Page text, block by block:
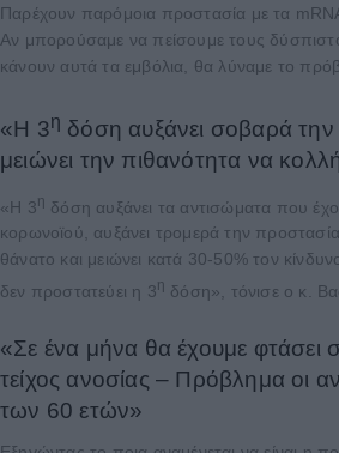
Παρέχουν παρόμοια προστασία με τα
Αν μπορούσαμε να πείσουμε τους
κάνουν αυτά τα εμβόλια, θα λύναμε το
«Η 3η δόση αυξάνει σοβαρά
μειώνει την πιθανότητα να
«Η 3η δόση αυξάνει τα αντισώματα που
κορωνοϊού, αυξάνει τρομερά την
θάνατο και μειώνει κατά 30-50% τον
δεν προστατεύει η 3η δόση», τόνισε ο κ.
«Σε ένα μήνα θα έχουμε φτάσει
τείχος ανοσίας – Πρόβλημα οι
των 60 ετών»